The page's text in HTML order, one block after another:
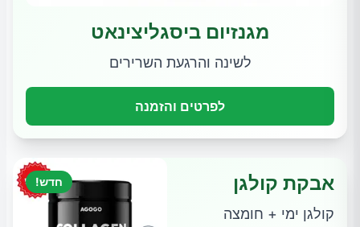
מגנזיום ביסגליצינאט
לשינה והרגעת השרירים
לפרטים והזמנה
חדש! אבקת קולגן
קולגן ימי + חומצה